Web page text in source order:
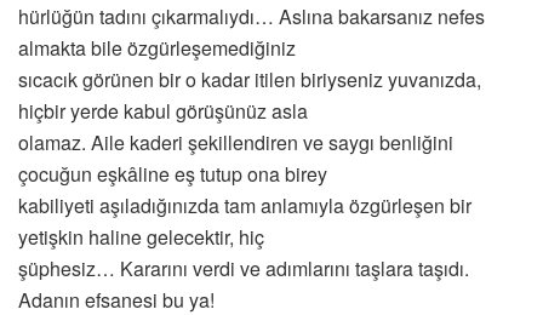
hürlüğün tadını çıkarmalıydı… Aslına bakarsanız nefes
almakta bile özgürleşemediğiniz
sıcacık görünen bir o kadar itilen biriyseniz yuvanızda,
hiçbir yerde kabul görüşünüz asla
olamaz. Aile kaderi şekillendiren ve saygı benliğini
çocuğun eşkâline eş tutup ona birey
kabiliyeti aşıladığınızda tam anlamıyla özgürleşen bir
yetişkin haline gelecektir, hiç
şüphesiz… Kararını verdi ve adımlarını taşlara taşıdı.
Adanın efsanesi bu ya!